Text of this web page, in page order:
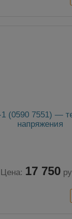
(0590 7551) —
напряжения
Цена: 17 750